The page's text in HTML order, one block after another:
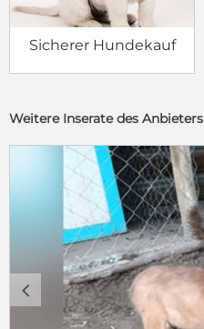
Sicherer Hundekauf
Weitere Inserate des Anbieters
c